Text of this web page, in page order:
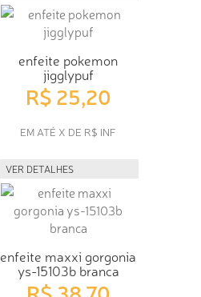
enfeite pokemon
jigglypuf
R$ 25,20
EM ATÉ X DE R$ INF
VER DETALHES
enfeite maxxi gorgonia
ys-15103b branca